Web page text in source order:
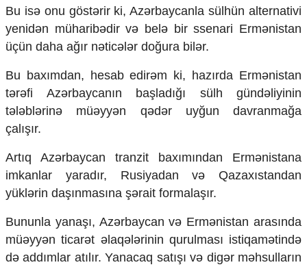
Bu isə onu göstərir ki, Azərbaycanla sülhün alternativi
yenidən müharibədir və belə bir ssenari Ermənistan
üçün daha ağır nəticələr doğura bilər.
Bu baxımdan, hesab edirəm ki, hazırda Ermənistan
tərəfi Azərbaycanın başladığı sülh gündəliyinin
tələblərinə müəyyən qədər uyğun davranmağa
çalışır.
Artıq Azərbaycan tranzit baxımından Ermənistana
imkanlar yaradır, Rusiyadan və Qazaxıstandan
yüklərin daşınmasına şərait formalaşır.
Bununla yanaşı, Azərbaycan və Ermənistan arasında
müəyyən ticarət əlaqələrinin qurulması istiqamətində
də addımlar atılır. Yanacaq satışı və digər məhsulların